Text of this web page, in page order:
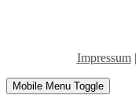
Impressum|
Mobile Menu Toggle